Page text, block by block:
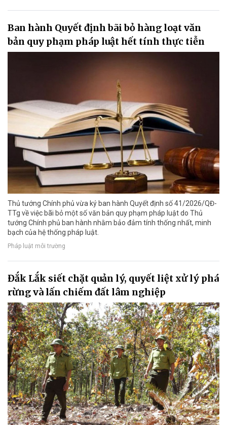
Ban hành Quyết định bãi bỏ hàng loạt văn
bản quy phạm pháp luật hết tính thực tiễn
Thủ tướng Chính phủ vừa ký ban hành Quyết định số 41/2026/QĐ-
TTg về việc bãi bỏ một số văn bản quy phạm pháp luật do Thủ
tướng Chính phủ ban hành nhằm bảo đảm tính thống nhất, minh
bạch của hệ thống pháp luật.
Pháp luật môi trường
Đắk Lắk siết chặt quản lý, quyết liệt xử lý phá
rừng và lấn chiếm đất lâm nghiệp